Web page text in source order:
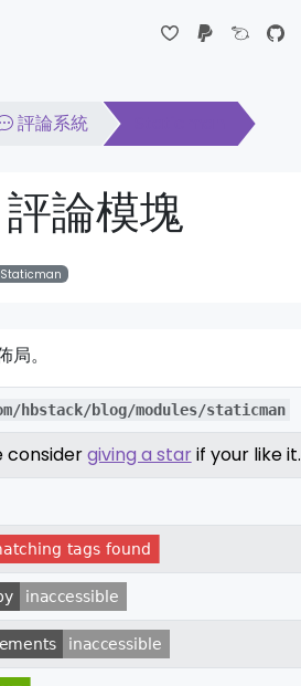
評論系統
論模塊
Staticman
。
hbstack/blog/modules/staticman
considergiving a starif your like it.